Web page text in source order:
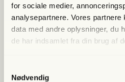
for sociale medier,
analysepartnere. Vores partnere
data med andre oplysninger, du
de har indsamlet fra din brug af
Nødvendig
på tilhold.
Selvmordsbrev fra
Vi får fingre i hundredvis af